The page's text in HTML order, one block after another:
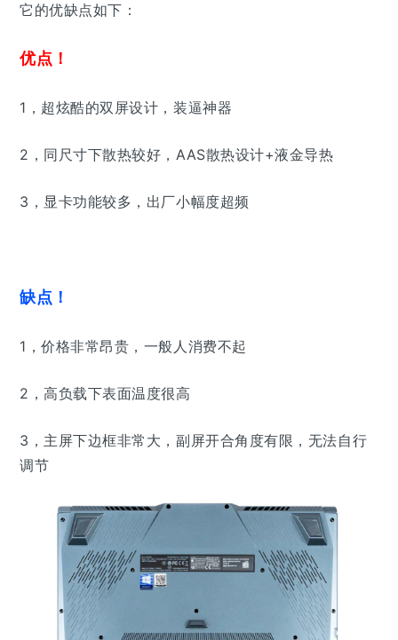
它的优缺点如下：
优点！
1， 超炫酷的双屏设计，装逼神器
2， 同尺寸下散热较好，AAS散热设计+液金导热
3，显卡功能较多，出厂小幅度超频
缺点！
1，价格非常昂贵，一般人消费不起
2，高负载下表面温度很高
3，主屏下边框非常大，副屏开合角度有限，无法自行
调节